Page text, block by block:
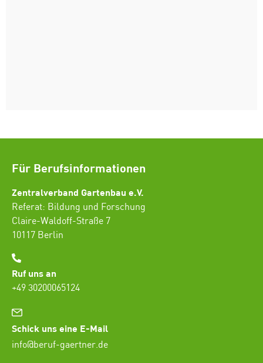
Für Berufsinformationen
Zentralverband Gartenbau e.V.
Referat: Bildung und Forschung
Claire-Waldoff-Straße 7
10117 Berlin
Ruf uns an
+49 30200065124
Schick uns eine E-Mail
info@beruf-gaertner.de